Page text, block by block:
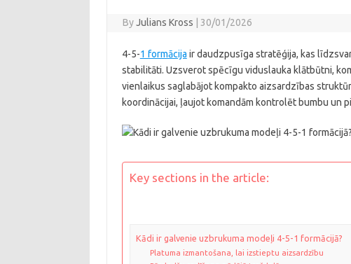
ByJulians Kross 30/01/2026
4-5-1 formācija ir daudzpusīga stratēģija, kas
stabilitāti. Uzsverot spēcīgu viduslauka klātbūtni,
vienlaikus saglabājot kompakto aizsardzības
koordinācijai, ļaujot komandām kontrolēt bumbu un
Key sections in the article:
Kādi ir galvenie uzbrukuma modeļi 4-5-1 formācijā?
Platuma izmantošana, lai izstieptu aizsardzību